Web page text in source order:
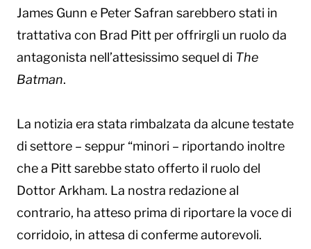
James Gunn e Peter Safran sarebbero stati in
trattativa con Brad Pitt per offrirgli un ruolo da
antagonista nell’attesissimo sequel di The
Batman.
La notizia era stata rimbalzata da alcune testate
di settore – seppur “minori – riportando inoltre
che a Pitt sarebbe stato offerto il ruolo del
Dottor Arkham. La nostra redazione al
contrario, ha atteso prima di riportare la voce di
corridoio, in attesa di conferme autorevoli.